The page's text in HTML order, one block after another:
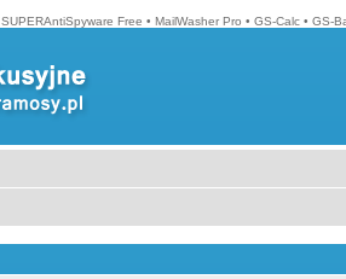
SUPERAntiSpyware Free • MailWasher Pro • GS-Calc • GS-